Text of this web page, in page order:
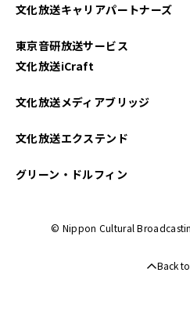
文化放送キャリアパートナーズ
東京音研放送サービス
文化放送iCraft
文化放送メディアブリッジ
文化放送エクステンド
グリーン・ドルフィン
© Nippon Cultural
Back